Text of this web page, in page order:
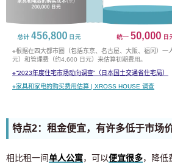
※根据在四大都市圈（包括东京、名古屋、大阪、福冈）一
元）和管理费（约4,600 日元）来估算初期费用。
※“2023年度住宅市场动向调查”（日本国土交通省住宅局）
※家具和家电的购买费用估算 | XROSS HOUSE 调查
特点2：租金便宜，有许多低于市场
相比租一间单人公寓，可以便宜很多，降低